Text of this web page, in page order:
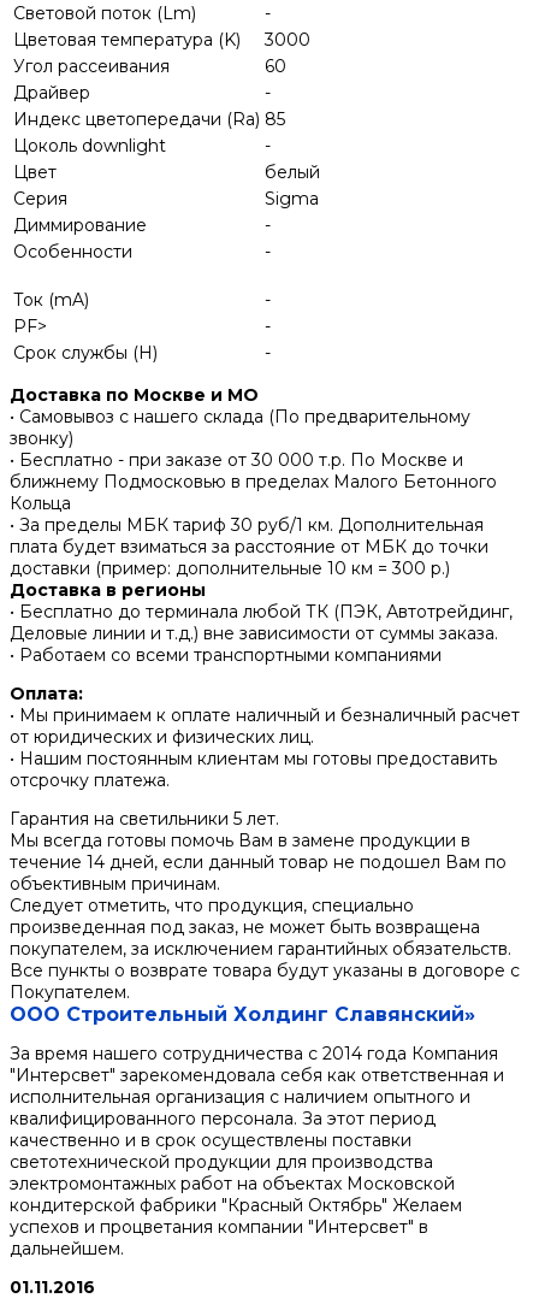
Световой поток (Lm)
-
Цветовая температура (K)
3000
Угол рассеивания
60
Драйвер
-
Индекс цветопередачи (Ra) 85
Цоколь downlight
-
Цвет
белый
Серия
Sigma
Диммирование
-
Особенности
-
Ток (mA)
-
PF>
-
Срок службы (H)
-
Доставка по Москве и МО
• Самовывоз с нашего склада (По предварительному
звонку)
• Бесплатно - при заказе от 30 000 т.р. По Москве и
ближнему Подмосковью в пределах Малого Бетонного
Кольца
• За пределы МБК тариф 30 руб/1 км. Дополнительная
плата будет взиматься за расстояние от МБК до точки
доставки (пример: дополнительные 10 км = 300 р.)
Доставка в регионы
• Бесплатно до терминала любой ТК (ПЭК, Автотрейдинг,
Деловые линии и т.д.) вне зависимости от суммы заказа.
• Работаем со всеми транспортными компаниями
Оплата:
• Мы принимаем к оплате наличный и безналичный расчет
от юридических и физических лиц.
• Нашим постоянным клиентам мы готовы предоставить
отсрочку платежа.
Гарантия на светильники 5 лет.
Мы всегда готовы помочь Вам в замене продукции в
течение 14 дней, если данный товар не подошел Вам по
объективным причинам.
Следует отметить, что продукция, специально
произведенная под заказ, не может быть возвращена
покупателем, за исключением гарантийных обязательств.
Все пункты о возврате товара будут указаны в договоре с
Покупателем.
ООО Строительный Холдинг Славянский»
За время нашего сотрудничества с 2014 года Компания
"Интерсвет" зарекомендовала себя как ответственная и
исполнительная организация с наличием опытного и
квалифицированного персонала. За этот период
качественно и в срок осуществлены поставки
светотехнической продукции для производства
электромонтажных работ на объектах Московской
кондитерской фабрики "Красный Октябрь" Желаем
успехов и процветания компании "Интерсвет" в
дальнейшем.
01.11.2016